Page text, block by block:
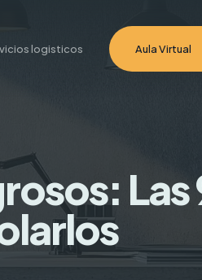
logisticos Aula Virtual
Las